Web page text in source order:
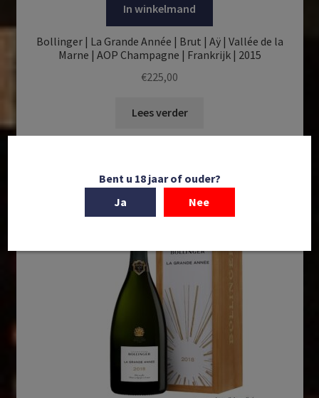
In winkelmand
Bollinger | La Grande Année | Brut | Aÿ | Vallée de la
Marne | AOP Champagne | Frankrijk | 2015
€225,00
Lees verder
Bent u 18 jaar of ouder?
Ja
Nee